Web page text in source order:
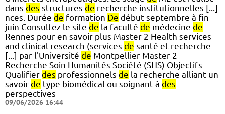
dans des structures de recherche institutionnelles [...]
nces. Durée de formation De début septembre à fin
juin Consultez le site de la faculté de médecine de
Rennes pour en savoir plus Master 2 Health services
and clinical research (services de santé et recherche
[...] par l'Université de Montpellier Master 2
Recherche Soin Humanités Société (SHS) Objectifs
Qualifier des professionnels de la recherche alliant un
savoir de type biomédical ou soignant à des
perspectives
09/06/2026 16:44